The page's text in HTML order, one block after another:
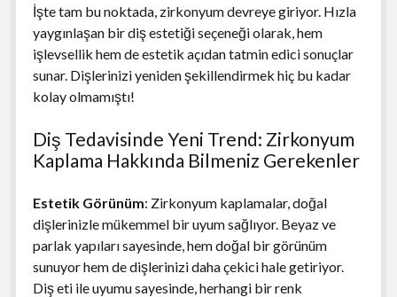
İşte tam bu noktada, zirkonyum devreye giriyor. Hızla
yaygınlaşan bir diş estetiği seçeneği olarak, hem
işlevsellik hem de estetik açıdan tatmin edici sonuçlar
sunar. Dişlerinizi yeniden şekillendirmek hiç bu kadar
kolay olmamıştı!
Diş Tedavisinde Yeni Trend: Zirkonyum
Kaplama Hakkında Bilmeniz Gerekenler
Estetik Görünüm: Zirkonyum kaplamalar, doğal
dişlerinizle mükemmel bir uyum sağlıyor. Beyaz ve
parlak yapıları sayesinde, hem doğal bir görünüm
sunuyor hem de dişlerinizi daha çekici hale getiriyor.
Diş eti ile uyumu sayesinde, herhangi bir renk